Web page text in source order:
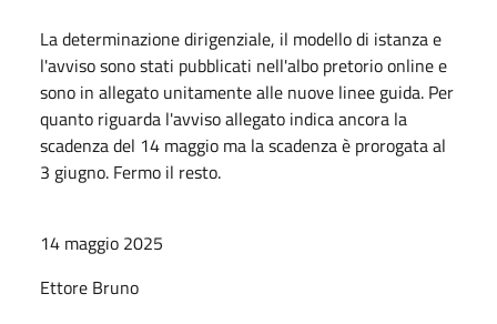
La determinazione dirigenziale, il modello di istanza e
l'avviso sono stati pubblicati nell'albo pretorio online e
sono in allegato unitamente alle nuove linee guida. Per
quanto riguarda l'avviso allegato indica ancora la
scadenza del 14 maggio ma la scadenza è prorogata al
3 giugno. Fermo il resto.
14 maggio 2025
Ettore Bruno